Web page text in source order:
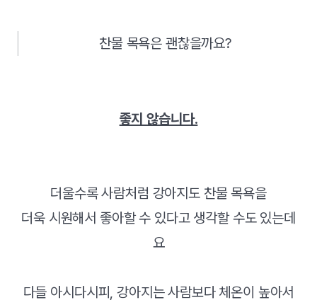
찬물 목욕은 괜찮을까요?
좋지 않습니다.
더울수록 사람처럼 강아지도 찬물 목욕을
더욱 시원해서 좋아할 수 있다고 생각할 수도 있는데
요
다들 아시다시피, 강아지는 사람보다 체온이 높아서